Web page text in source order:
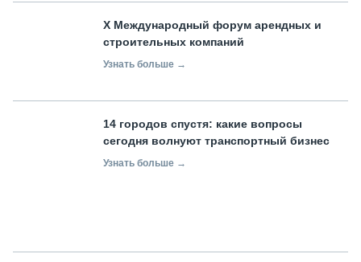
X Международный форум арендных и
строительных компаний
Узнать больше →
14 городов спустя: какие вопросы
сегодня волнуют транспортный бизнес
Узнать больше →